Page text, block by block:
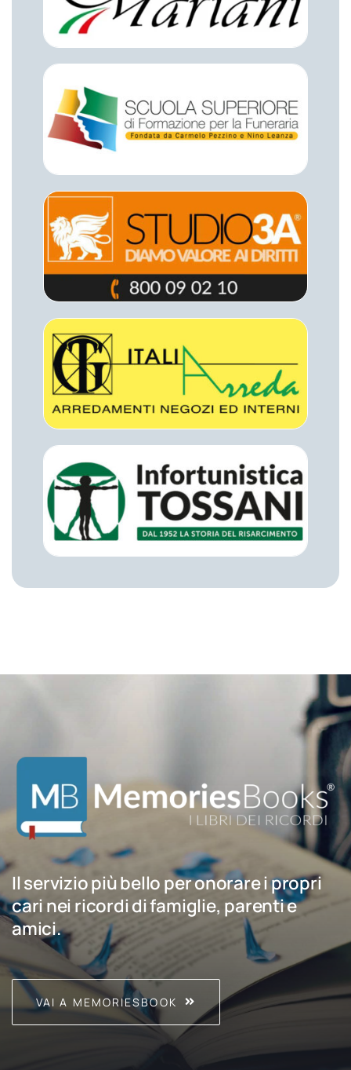
Il servizio più bello per onorare i propri
cari nei ricordi di famiglie, parenti e
amici.
VAI A MEMORIESBOOK